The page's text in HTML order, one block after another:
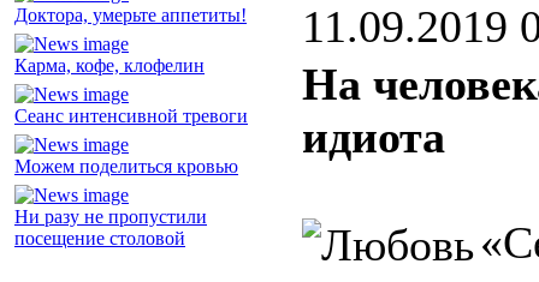
Доктора, умерьте аппетиты!
Карма, кофе, клофелин
Сеанс интенсивной тревоги
Можем поделиться кровью
Ни разу не пропустили
посещение столовой
11.09.2019
На
идиота